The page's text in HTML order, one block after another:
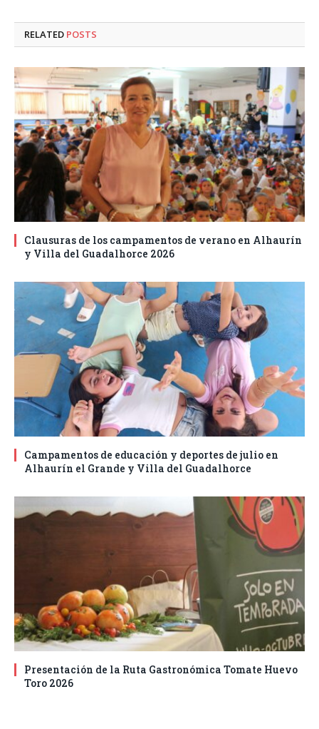
RELATED POSTS
Clausuras de los campamentos de verano en Alhaurín
y Villa del Guadalhorce 2026
Campamentos de educación y deportes de julio en
Alhaurín el Grande y Villa del Guadalhorce
Presentación de la Ruta Gastronómica Tomate Huevo
Toro 2026